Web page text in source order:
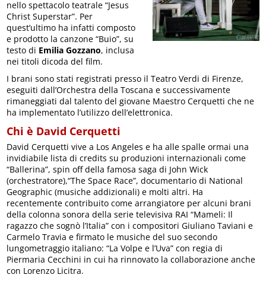
nello spettacolo teatrale “Jesus
Christ Superstar”. Per
quest’ultimo ha infatti composto
e prodotto la canzone “Buio”, su
testo di Emilia Gozzano, inclusa
nei titoli dicoda del film.
I brani sono stati registrati presso il Teatro Verdi di Firenze,
eseguiti dall’Orchestra della Toscana e successivamente
rimaneggiati dal talento del giovane Maestro Cerquetti che ne
ha implementato l’utilizzo dell’elettronica.
Chi è David Cerquetti
David Cerquetti vive a Los Angeles e ha alle spalle ormai una
invidiabile lista di credits su produzioni internazionali come
“Ballerina”, spin off della famosa saga di John Wick
(orchestratore),“The Space Race”, documentario di National
Geographic (musiche addizionali) e molti altri. Ha
recentemente contribuito come arrangiatore per alcuni brani
della colonna sonora della serie televisiva RAI “Mameli: Il
ragazzo che sognò l’Italia” con i compositori Giuliano Taviani e
Carmelo Travia e firmato le musiche del suo secondo
lungometraggio italiano: “La Volpe e l’Uva” con regia di
Piermaria Cecchini in cui ha rinnovato la collaborazione anche
con Lorenzo Licitra.